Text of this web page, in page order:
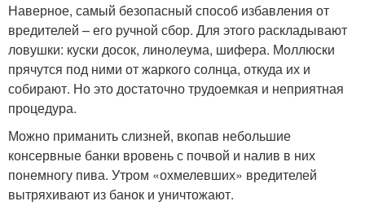
Наверное, самый безопасный способ избавления от
вредителей – его ручной сбор. Для этого раскладывают
ловушки: куски досок, линолеума, шифера. Моллюски
прячутся под ними от жаркого солнца, откуда их и
собирают. Но это достаточно трудоемкая и неприятная
процедура.
Можно приманить слизней, вкопав небольшие
консервные банки вровень с почвой и налив в них
понемногу пива. Утром «охмелевших» вредителей
вытряхивают из банок и уничтожают.